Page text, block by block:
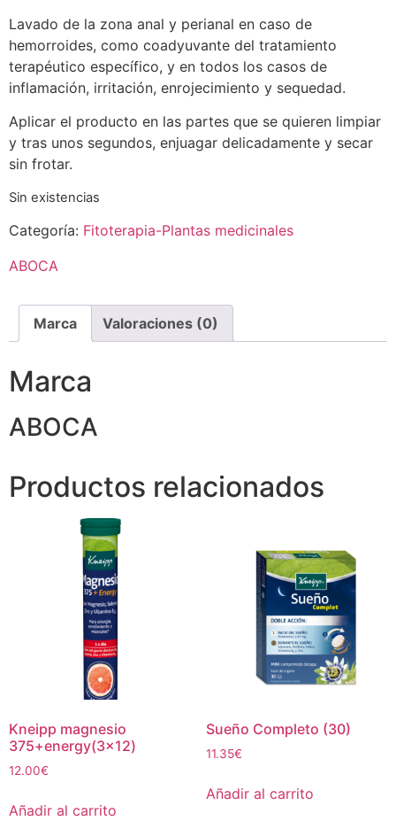
Lavado de la zona anal y perianal en caso de
hemorroides, como coadyuvante del tratamiento
terapéutico específico, y en todos los casos de
inflamación, irritación, enrojecimiento y sequedad.
Aplicar el producto en las partes que se quieren limpiar
y tras unos segundos, enjuagar delicadamente y secar
sin frotar.
Sin existencias
Categoría: Fitoterapia-Plantas medicinales
ABOCA
Marca Valoraciones (0)
Marca
ABOCA
Productos relacionados
Kneipp magnesio
375+energy(3×12)
12.00€
Añadir al carrito
Sueño Completo (30)
11.35€
Añadir al carrito